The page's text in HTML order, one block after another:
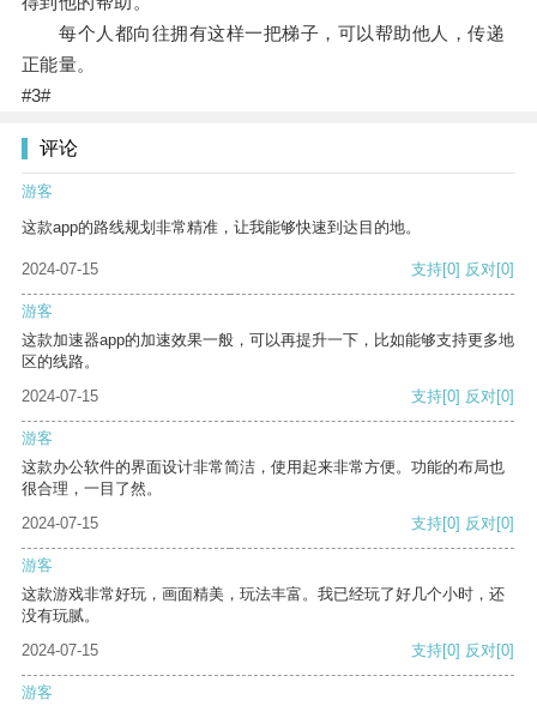
每个人都向往拥有这样一把梯子，可以帮助他人，传递
正能量。
#3#
评论
游客
这款app的路线规划非常精准，让我能够快速到达目的地。
2024-07-15 支持[0] 反对[0]
游客
这款加速器app的加速效果一般，可以再提升一下，比如能够支持更多地
区的线路。
2024-07-15
支持[0] 反对[0]
游客
这款办公软件的界面设计非常简洁，使用起来非常方便。功能的布局也
很合理，一目了然。
2024-07-15
支持[0] 反对[0]
游客
这款游戏非常好玩，画面精美，玩法丰富。我已经玩了好几个小时，还
没有玩腻。
2024-07-15
支持[0] 反对[0]
游客